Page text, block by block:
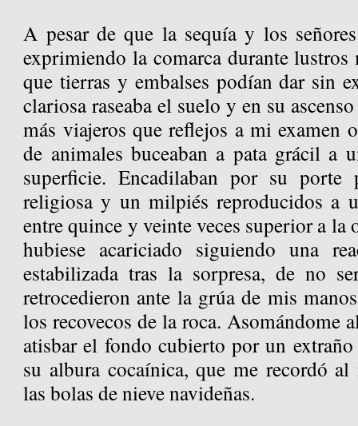
A pesar de que la sequía y los
exprimiendo la comarca durante
que tierras y embalses podían dar sin
clariosa raseaba el suelo y en su
más viajeros que reflejos a mi examen
de animales buceaban a pata grácil a
superficie. Encadilaban por su porte
religiosa y un milpiés reproducidos a
entre quince y veinte veces superior a
hubiese acariciado siguiendo una
estabilizada tras la sorpresa, de no
retrocedieron ante la grúa de mis
los recovecos de la roca. Asomándome
atisbar el fondo cubierto por un
su albura cocaínica, que me recordó
las bolas de nieve navideñas.